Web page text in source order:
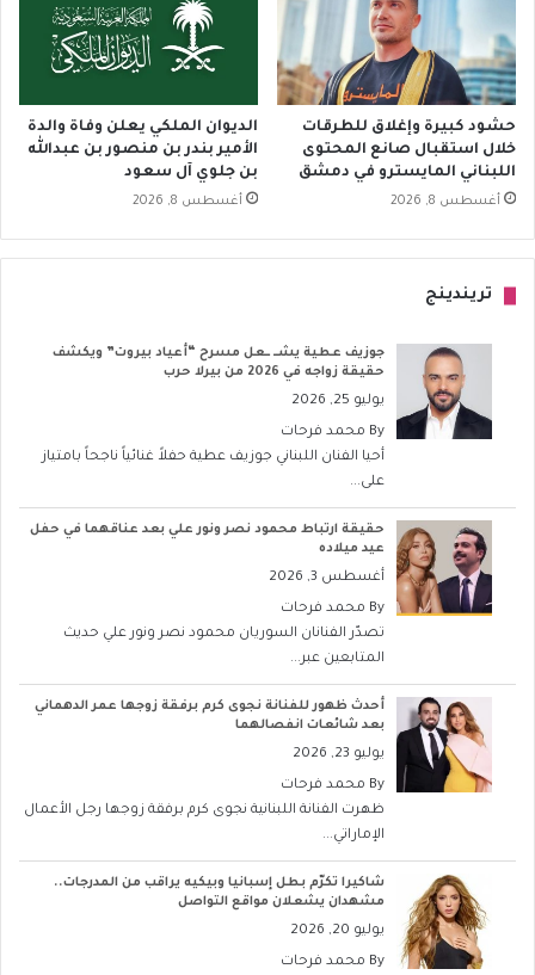
حشود كبيرة وإغلاق للطرقات
خلال استقبال صانع المحتوى
اللبناني المايسترو في دمشق
أغسطس 8, 2026
الديوان الملكي يعلن وفاة والدة
الأمير بندر بن منصور بن عبدالله
بن جلوي آل سعود
أغسطس 8, 2026
تريندينج
جوزيف عطية يشــ ــعل مسرح “أعياد بيروت” ويكشف
حقيقة زواجه في 2026 من بيرلا حرب
يوليو 25, 2026
By محمد فرحات
أحيا الفنان اللبناني جوزيف عطية حفلاً غنائياً ناجحاً بامتياز
على...
حقيقة ارتباط محمود نصر ونور علي بعد عناقهما في حفل
عيد ميلاده
أغسطس 3, 2026
By محمد فرحات
تصدّر الفنانان السوريان محمود نصر ونور علي حديث
المتابعين عبر...
أحدث ظهور للفنانة نجوى كرم برفقة زوجها عمر الدهماني
بعد شائعات انفصالهما
يوليو 23, 2026
By محمد فرحات
ظهرت الفنانة اللبنانية نجوى كرم برفقة زوجها رجل الأعمال
الإماراتي...
شاكيرا تكرّم بطل إسبانيا وبيكيه يراقب من المدرجات..
مشهدان يشعلان مواقع التواصل
يوليو 20, 2026
By محمد فرحات